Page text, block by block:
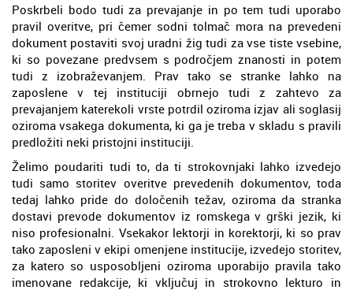
Poskrbeli bodo tudi za prevajanje in po tem tudi uporabo
pravil overitve, pri čemer sodni tolmač mora na prevedeni
dokument postaviti svoj uradni žig tudi za vse tiste vsebine,
ki so povezane predvsem s področjem znanosti in potem
tudi z izobraževanjem. Prav tako se stranke lahko na
zaposlene v tej instituciji obrnejo tudi z zahtevo za
prevajanjem katerekoli vrste potrdil oziroma izjav ali soglasij
oziroma vsakega dokumenta, ki ga je treba v skladu s pravili
predložiti neki pristojni instituciji.
Želimo poudariti tudi to, da ti strokovnjaki lahko izvedejo
tudi samo storitev overitve prevedenih dokumentov, toda
tedaj lahko pride do določenih težav, oziroma da stranka
dostavi prevode dokumentov iz romskega v grški jezik, ki
niso profesionalni. Vsekakor lektorji in korektorji, ki so prav
tako zaposleni v ekipi omenjene institucije, izvedejo storitev,
za katero so usposobljeni oziroma uporabijo pravila tako
imenovane redakcije, ki vključuj in strokovno lekturo in